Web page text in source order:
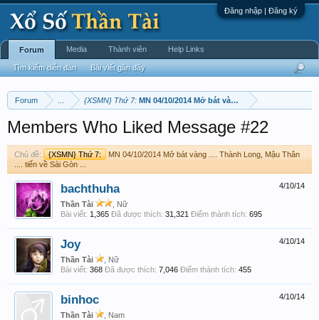
Đăng nhập | Đăng ký
Forum {XSMN} Thứ 7: MN 04/10/2014 Mở bát vàng .... Thành Long,
Members Who Liked Message #22
Chủ đề: {XSMN} Thứ 7:
MN 04/10/2014 Mở bát vàng .... Thành Long, Mậu Thân
.... tiến về Sài Gòn ...
4/10/14
bachthuha
Thần Tài
, Nữ
Bài viết: 1,365 Đã được thích: 31,321 Điểm thành tích: 695
4/10/14
Joy
Thần Tài
, Nữ
Bài viết: 368 Đã được thích: 7,046 Điểm thành tích: 455
4/10/14
binhoc
Thần Tài
, Nam
Forum
Tìm kiếm diễn đàn Bài viết gần đây
Media Thành viên Help Links